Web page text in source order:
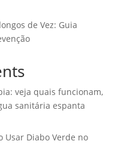
de Vez: Guia
veja quais funcionam,
sanitária espanta
Usar Diabo Verde no